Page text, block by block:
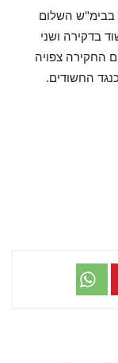
השלום
בדקירה ושני
החקירה צפויה
החשודים.